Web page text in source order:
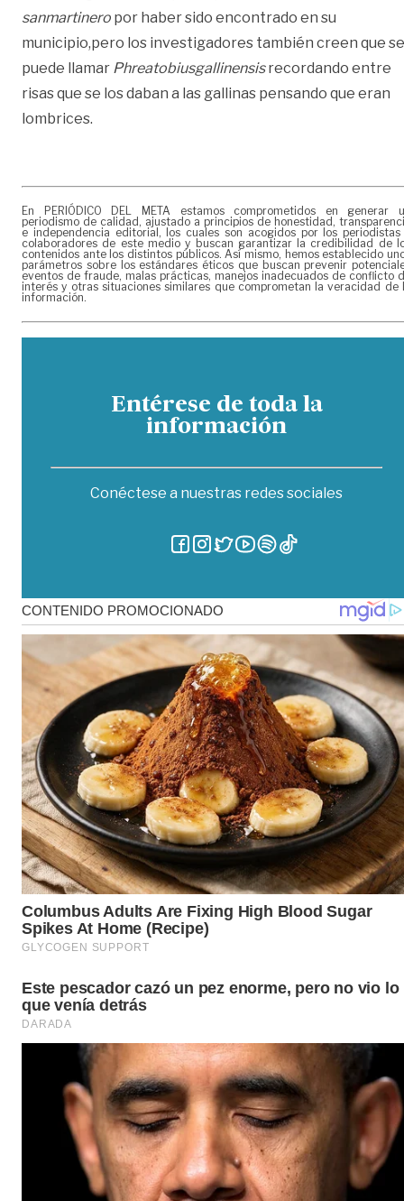
sanmartinero por haber sido encontrado en su
municipio,pero los investigadores también creen que se
puede llamar Phreatobiusgallinensisrecordando entre
risas que se los daban a las gallinas pensando que eran
lombrices.
En PERIÓDICO DEL META estamos comprometidos en generar
periodismo de calidad, ajustado a principios de honestidad,
e independencia editorial, los cuales son acogidos por los periodistas
colaboradores de este medio y buscan garantizar la credibilidad de
contenidos ante los distintos públicos. Así mismo, hemos establecido
parámetros sobre los estándares éticos que buscan prevenir
eventos de fraude, malas prácticas, manejos inadecuados de conflicto
interés y otras situaciones similares que comprometan la veracidad de
información.
Entérese de toda la
información
Conéctese a nuestras redes sociales